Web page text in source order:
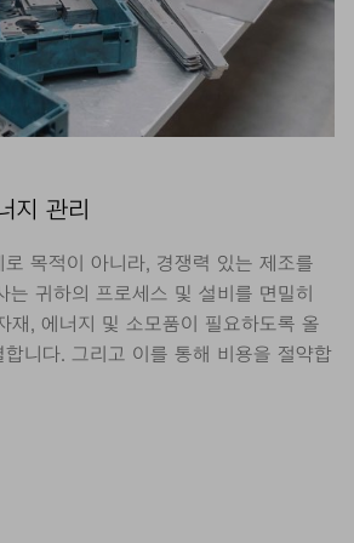
지 관리
목적이 아니라, 경쟁력 있는 제조를
는 귀하의 프로세스 및 설비를 면밀히
재, 에너지 및 소모품이 필요하도록 올
니다. 그리고 이를 통해 비용을 절약합